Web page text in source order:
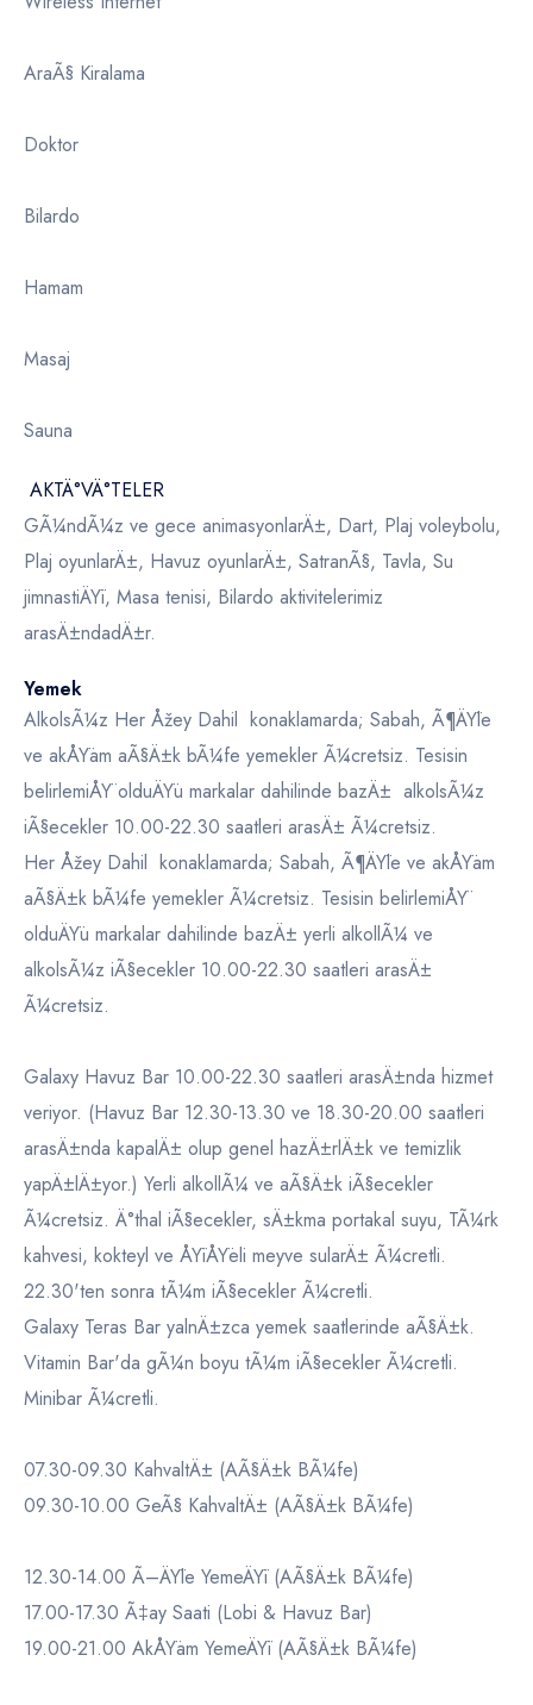
AraÃ§ Kiralama
Doktor
Bilardo
Hamam
Masaj
Sauna
AKTÄ°VÄ°TELER
GÃ¼ndÃ¼z ve gece animasyonlarÄ±, Dart, Plaj voleybolu,
Plaj oyunlarÄ±, Havuz oyunlarÄ±, SatranÃ§, Tavla, Su
jimnastiÄŸi, Masa tenisi, Bilardo aktivitelerimiz
arasÄ±ndadÄ±r.
Yemek
AlkolsÃ¼z Her Åžey Dahil konaklamarda; Sabah, Ã¶ÄŸle
ve akÅŸam aÃ§Ä±k bÃ¼fe yemekler Ã¼cretsiz. Tesisin
belirlemiÅŸ olduÄŸu markalar dahilinde bazÄ± alkolsÃ¼z
iÃ§ecekler 10.00-22.30 saatleri arasÄ± Ã¼cretsiz.
Her Åžey Dahil konaklamarda; Sabah, Ã¶ÄŸle ve akÅŸam
aÃ§Ä±k bÃ¼fe yemekler Ã¼cretsiz. Tesisin belirlemiÅŸ
olduÄŸu markalar dahilinde bazÄ± yerli alkollÃ¼ ve
alkolsÃ¼z iÃ§ecekler 10.00-22.30 saatleri arasÄ±
Ã¼cretsiz.
Galaxy Havuz Bar 10.00-22.30 saatleri arasÄ±nda hizmet
veriyor. (Havuz Bar 12.30-13.30 ve 18.30-20.00 saatleri
arasÄ±nda kapalÄ± olup genel hazÄ±rlÄ±k ve temizlik
yapÄ±lÄ±yor.) Yerli alkollÃ¼ ve aÃ§Ä±k iÃ§ecekler
Ã¼cretsiz. Ä°thal iÃ§ecekler, sÄ±kma portakal suyu, TÃ¼rk
kahvesi, kokteyl ve ÅŸiÅŸeli meyve sularÄ± Ã¼cretli.
22.30'ten sonra tÃ¼m iÃ§ecekler Ã¼cretli.
Galaxy Teras Bar yalnÄ±zca yemek saatlerinde aÃ§Ä±k.
Vitamin Bar'da gÃ¼n boyu tÃ¼m iÃ§ecekler Ã¼cretli.
Minibar Ã¼cretli.
07.30-09.30 KahvaltÄ± (AÃ§Ä±k BÃ¼fe)
09.30-10.00 GeÃ§ KahvaltÄ± (AÃ§Ä±k BÃ¼fe)
12.30-14.00 Ã–ÄŸle YemeÄŸi (AÃ§Ä±k BÃ¼fe)
17.00-17.30 Ã‡ay Saati (Lobi & Havuz Bar)
19.00-21.00 AkÅŸam YemeÄŸi (AÃ§Ä±k BÃ¼fe)